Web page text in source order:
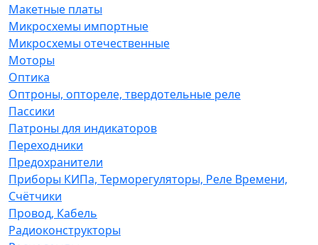
Макетные платы
Микросхемы импортные
Микросхемы отечественные
Моторы
Оптика
Оптроны, оптореле, твердотельные реле
Пассики
Патроны для индикаторов
Переходники
Предохранители
Приборы КИПа, Терморегуляторы, Реле Времени,
Счётчики
Провод, Кабель
Радиоконструкторы